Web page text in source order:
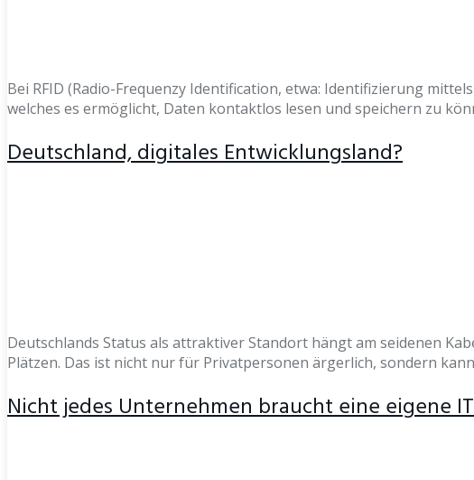
Bei RFID (Radio-Frequenzy Identification, etwa: Identifizierung
welches es ermöglicht, Daten kontaktlos lesen und speichern zu
Deutschland, digitales Entwicklungsland?
Deutschlands Status als attraktiver Standort hängt am seidenen
Plätzen. Das ist nicht nur für Privatpersonen ärgerlich, sondern
Nicht jedes Unternehmen braucht eine eigene